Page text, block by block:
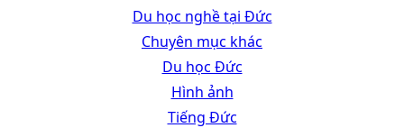
Du học nghề tại Đức
Chuyên mục khác
Du học Đức
Hình ảnh
Tiếng Đức